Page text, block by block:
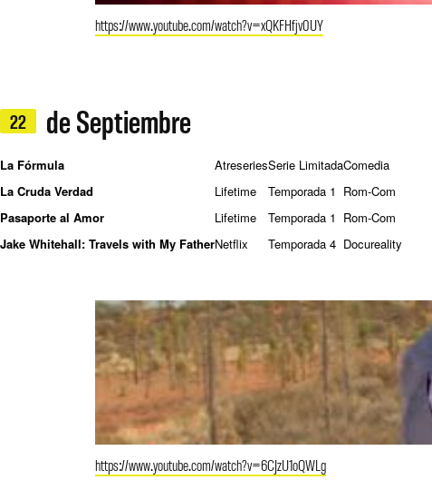
https://www.youtube.com/watch?v=xQKFHfjv0UY
22 de Septiembre
La Fórmula AtreseriesSerie LimitadaComedia
La Cruda Verdad
Lifetime Temporada 1 Rom-Com
Pasaporte al Amor
Lifetime Temporada 1 Rom-Com
Jake Whitehall: Travels with My FatherNetflix Temporada 4 Docureality
https://www.youtube.com/watch?v=6CJzU1oQWLg